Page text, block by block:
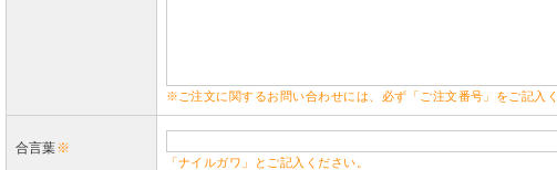
※ご注文に関するお問い合わせには、必ず「ご注文番号」をご記入
合言葉※
「ナイルガワ」とご記入ください。